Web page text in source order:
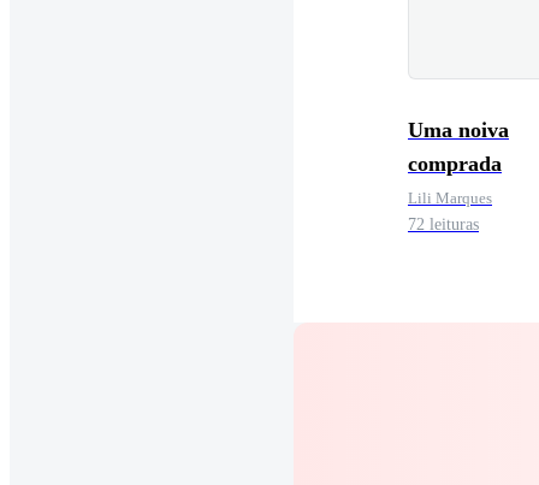
Uma noiva
comprada
Lili Marques
72 leituras